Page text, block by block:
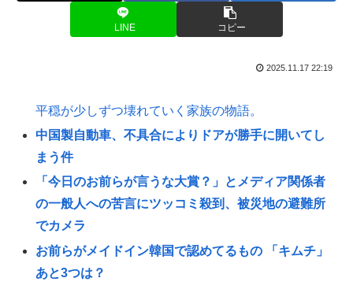
LINE コピー
2025.11.17 22:19
平穏が少しずつ壊れていく家族の物語。
中国製自動車、不具合によりドアが勝手に開いてし
まう件
「今日のお前らが言うな大賞？」とメディア関係者
の一般人への苦言にツッコミ殺到、被災地の避難所
でカメラ
お前らがメイドイン韓国で認めてるもの 「キムチ」
あと3つは？